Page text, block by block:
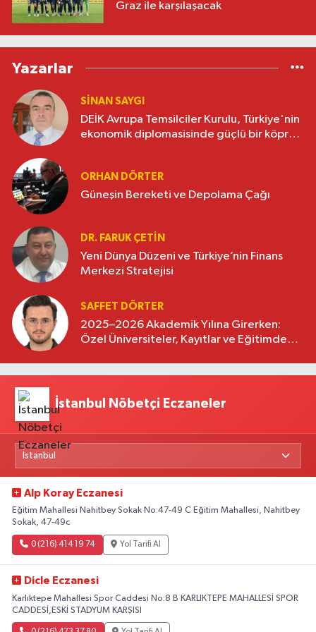
Graz ile karşılaşacak
Yazarlar
SINAN SAYGI
DEİK Avrupa Temsilciler Kurulu, Türkiye'nin
ekonomik diplomasisinde güçlü bir köprü
ORHAN DÖRTER
Güneşin Bereketi ve Depolama Çağı
DR. FARUK ÇETİN
Yeni Dünya Düzeni ve Türkiye’nin Finans
Merkezi Stratejisi
SAFFET DÖRTER
2025–2026 Akademik Yılına Girerken:
Özel Üniversiteler, Kayıtlar ve Eğitimde
İstanbul Nöbetçi Eczaneler
Alp Koray Eczanesi
Eğitim Mahallesi Nahitbey Sokak No:47-49 C Eğitim Mahallesi, Nahitbey
Sokak, 47-49c
0 (216) 414 19 74 Yol Tarifi Al
Dicle Eczanesi
Karlıktepe Mahallesi Spor Caddesi No:8 B KARLIKTEPE MAHALLESİ SPOR
CADDESİ,ESKİ STADYUM KARŞISI